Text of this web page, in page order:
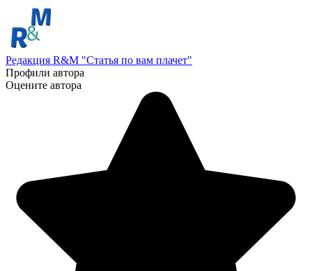
Редакция R&M "Статья по вам плачет"
Профили автора
Оцените автора